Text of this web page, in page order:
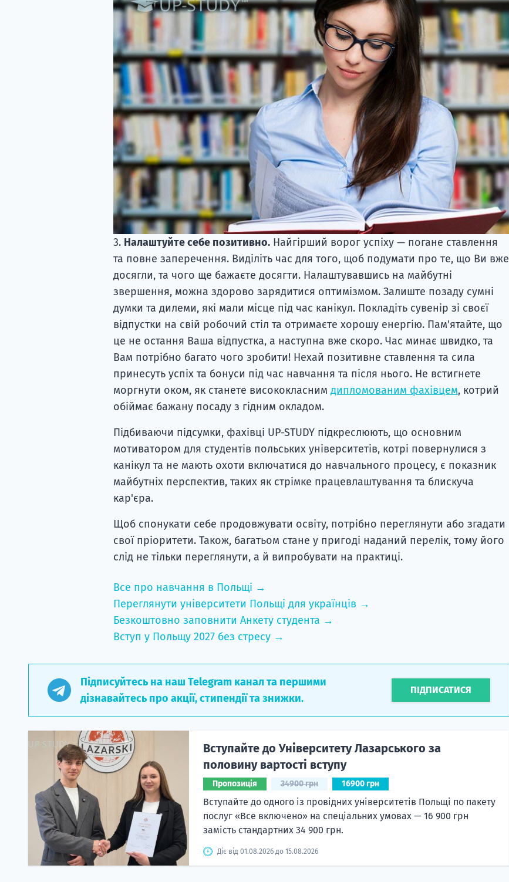
3. Налаштуйте себе позитивно.Найгірший ворог успіху — погане ставлення
та повне заперечення. Виділіть час для того, щоб подумати про те, що Ви вже
досягли, та чого ще бажаєте досягти. Налаштувавшись на майбутні
звершення, можна здорово зарядитися оптимізмом. Залиште позаду сумні
думки та дилеми, які мали місце під час канікул. Покладіть сувенір зі своєї
відпустки на свій робочий стіл та отримаєте хорошу енергію. Пам'ятайте, що
це не остання Ваша відпустка, а наступна вже скоро. Час минає швидко, та
Вам потрібно багато чого зробити! Нехай позитивне ставлення та сила
принесуть успіх та бонуси під час навчання та після нього. Не встигнете
моргнути оком, як станете висококласним дипломованим фахівцем, котрий
обіймає бажану посаду з гідним окладом.
Підбиваючи підсумки, фахівці UP-STUDY підкреслюють, що основним
мотиватором для студентів польських університетів, котрі повернулися з
канікул та не мають охоти включатися до навчального процесу, є показник
майбутніх перспектив, таких як стрімке працевлаштування та блискуча
кар'єра.
Щоб спонукати себе продовжувати освіту, потрібно переглянути або згадати
свої пріоритети. Також, багатьом стане у пригоді наданий перелік, тому його
слід не тільки переглянути, а й випробувати на практиці.
Все про навчання в Польщі →
Переглянути університети Польщі для українців →
Безкоштовно заповнити Анкету студента →
Вступ у Польщу 2027 без стресу →
Підписуйтесь на наш Telegram канал та першими
дізнавайтесь про акції, стипендії та знижки.
ПІДПИСАТИСЯ
Вступайте до Університету Лазарського за
половину вартості вступу
Пропозиція 34900 грн 16900 грн
Вступайте до одного із провідних університетів Польщі по пакету
послуг «Все включено» на спеціальних умовах — 16 900 грн
замість стандартних 34 900 грн.
Діє від 01.08.2026 до 15.08.2026